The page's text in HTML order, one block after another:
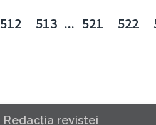
512 513 ... 521 522
Redacţia revistei